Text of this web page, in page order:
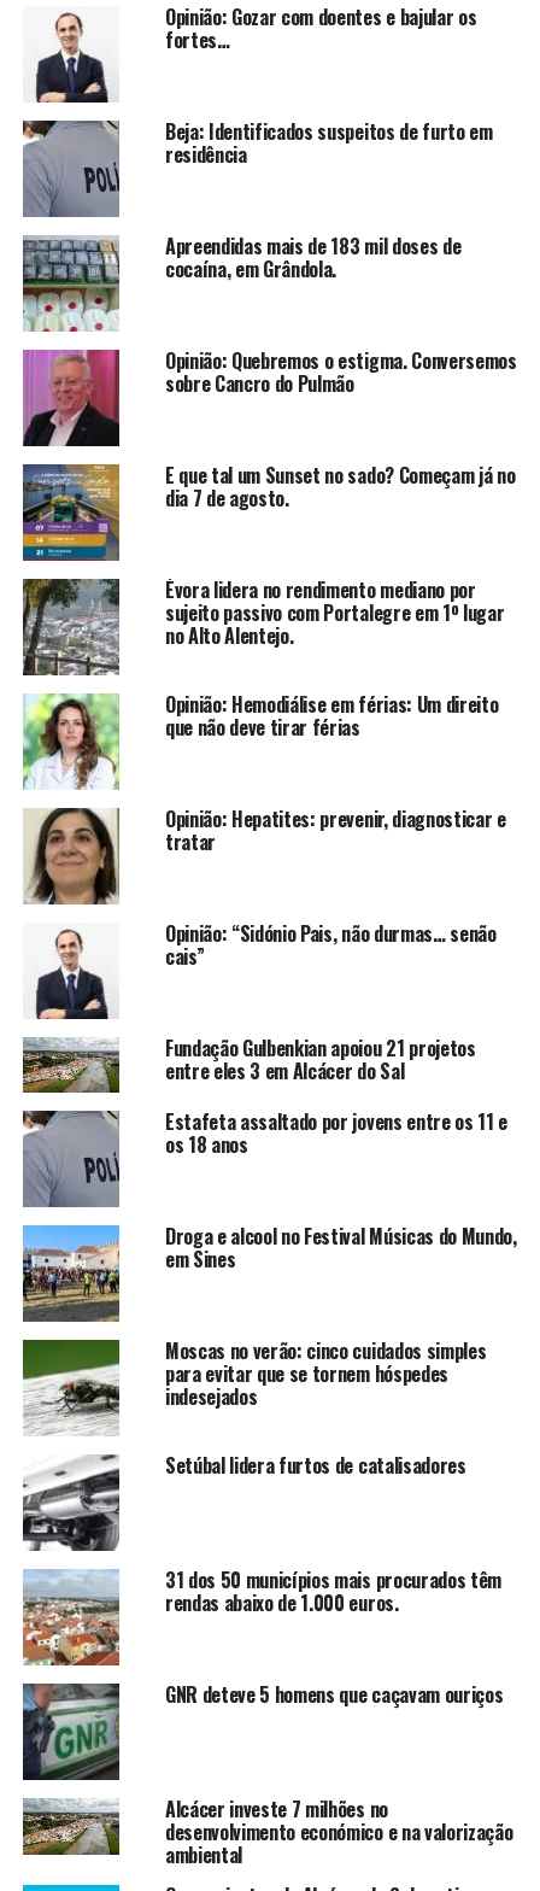
Opinião: Gozar com doentes e bajular os
fortes…
Beja: Identificados suspeitos de furto em
residência
Apreendidas mais de 183 mil doses de
cocaína, em Grândola.
Opinião: Quebremos o estigma. Conversemos
sobre Cancro do Pulmão
E que tal um Sunset no sado? Começam já no
dia 7 de agosto.
Évora lidera no rendimento mediano por
sujeito passivo com Portalegre em 1º lugar
no Alto Alentejo.
Opinião: Hemodiálise em férias: Um direito
que não deve tirar férias
Opinião: Hepatites: prevenir, diagnosticar e
tratar
Opinião: “Sidónio Pais, não durmas… senão
cais”
Fundação Gulbenkian apoiou 21 projetos
entre eles 3 em Alcácer do Sal
Estafeta assaltado por jovens entre os 11 e
os 18 anos
Droga e alcool no Festival Músicas do Mundo,
em Sines
Moscas no verão: cinco cuidados simples
para evitar que se tornem hóspedes
indesejados
Setúbal lidera furtos de catalisadores
31 dos 50 municípios mais procurados têm
rendas abaixo de 1.000 euros.
GNR deteve 5 homens que caçavam ouriços
Alcácer investe 7 milhões no
desenvolvimento económico e na valorização
ambiental